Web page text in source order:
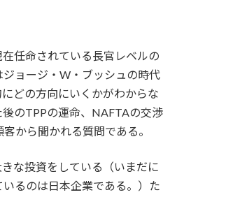
任命されている長官レベルの
ョージ・W・ブッシュの時代
どの方向にいくかがわからな
のTPPの運命、NAFTAの交渉
から聞かれる質問である。
な投資をしている（いまだに
るのは日本企業である。）た